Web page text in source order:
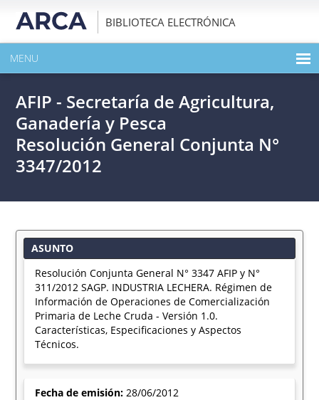
BIBLIOTECA ELECTRÓNICA
MENU
EXPANDIR TODO EL CONTENIDO DE LA PUBLICACIÓN
DESCARGAR PDF
AFIP - Secretaría de Agricultura,
Ganadería y Pesca
Resolución General Conjunta N°
3347/2012
ASUNTO
Resolución Conjunta General N° 3347 AFIP y N°
311/2012 SAGP. INDUSTRIA LECHERA. Régimen de
Información de Operaciones de Comercialización
Primaria de Leche Cruda - Versión 1.0.
Características, Especificaciones y Aspectos
Técnicos.
Fecha de emisión:28/06/2012